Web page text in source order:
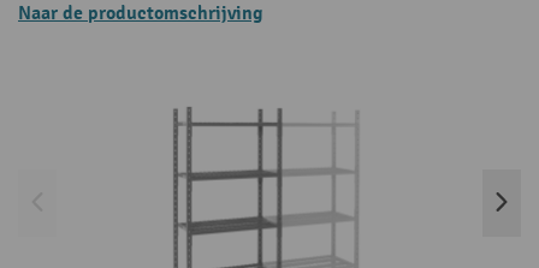
Naar de productomschrijving